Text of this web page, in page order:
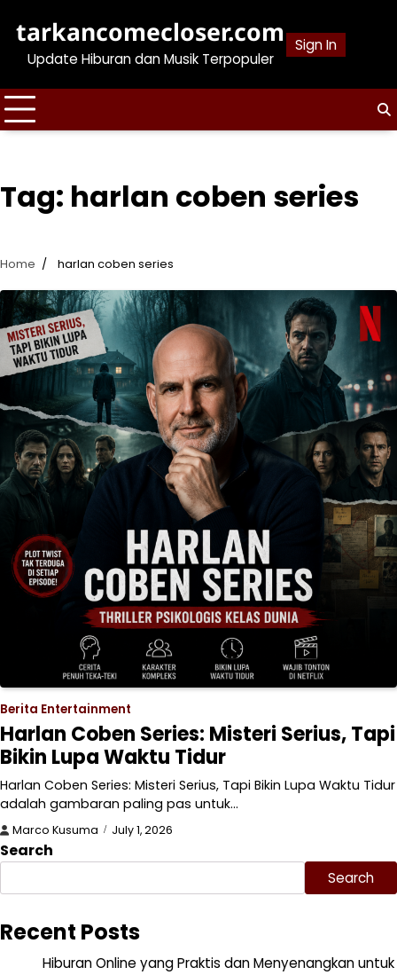
content
tarkancomecloser.com
Update Hiburan dan Musik Terpopuler
Sign In
Tag: harlan coben series
Home harlan coben series
Berita Entertainment
Harlan Coben Series: Misteri Serius, Tapi
Bikin Lupa Waktu Tidur
Harlan Coben Series: Misteri Serius, Tapi Bikin Lupa Waktu Tidur
adalah gambaran paling pas untuk…
Marco Kusuma July 1, 2026
Search
Search
Recent Posts
Hiburan Online yang Praktis dan Menyenangkan untuk